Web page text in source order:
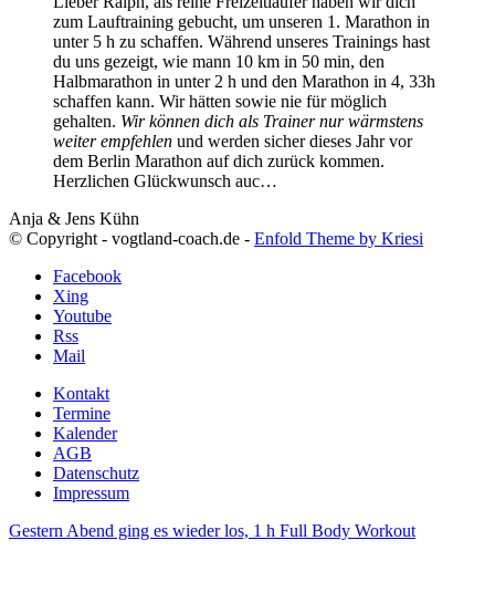
zum Lauftraining gebucht, um unseren 1. Marathon in
unter 5 h zu schaffen. Während unseres Trainings hast
du uns gezeigt, wie mann 10 km in 50 min, den
Halbmarathon in unter 2 h und den Marathon in 4, 33h
schaffen kann. Wir hätten sowie nie für möglich
gehalten. Wir können dich als Trainer nur wärmstens
weiter empfehlen und werden sicher dieses Jahr vor
dem Berlin Marathon auf dich zurück kommen.
Herzlichen Glückwunsch auc…
Anja & Jens Kühn
© Copyright - vogtland-coach.de - Enfold Theme by Kriesi
Facebook
Xing
Youtube
Rss
Mail
Kontakt
Termine
Kalender
AGB
Datenschutz
Impressum
Gestern Abend ging es wieder los, 1 h Full Body Workout